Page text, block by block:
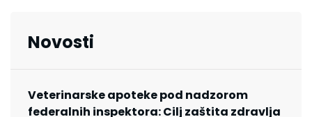
Novosti
Veterinarske apoteke pod nadzorom
federalnih inspektora: Cilj zaštita zdravlja